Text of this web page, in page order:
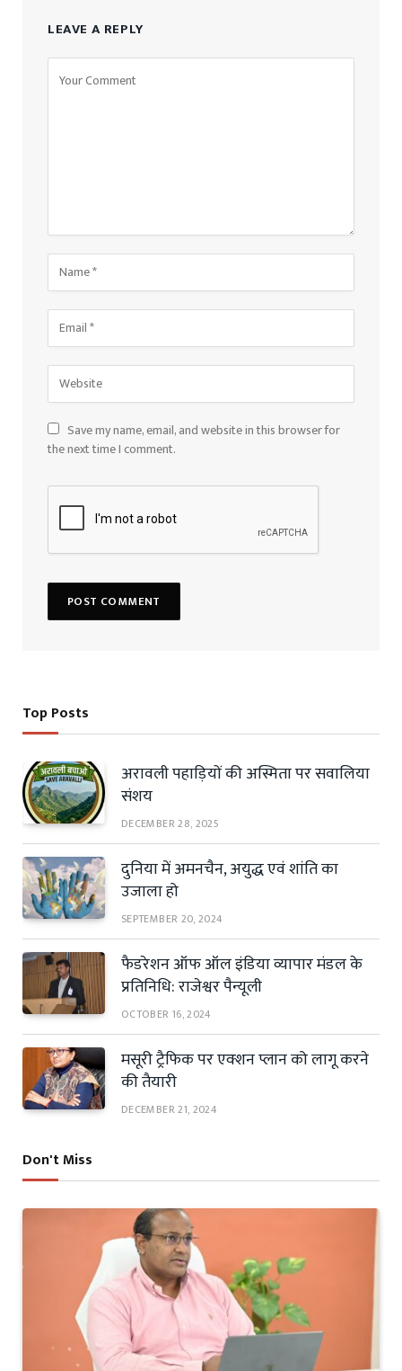
LEAVE A REPLY
Save my name, email, and website in this browser for
the next time I comment.
Top Posts
अरावली पहाड़ियों की अस्मिता पर सवालिया
संशय
DECEMBER 28, 2025
दुनिया में अमनचैन, अयुद्ध एवं शांति का
उजाला हो
SEPTEMBER 20, 2024
फैडरेशन ऑफ ऑल इंडिया व्यापार मंडल के
प्रतिनिधि: राजेश्वर पैन्यूली
OCTOBER 16, 2024
मसूरी ट्रैफिक पर एक्शन प्लान को लागू करने
की तैयारी
DECEMBER 21, 2024
Don't Miss